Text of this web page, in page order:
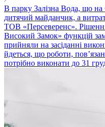
В парку Залізна Вода, що
дитячий майданчик, а
ТОВ «Персеверенс».
Високий Замок» функцій
прийняли на засіданні
йдеться, що роботи,
потрібно виконати до 31